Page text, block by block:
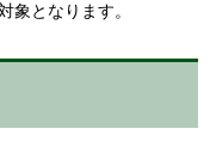
象となります。